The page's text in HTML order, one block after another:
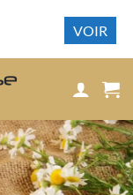
VOIR